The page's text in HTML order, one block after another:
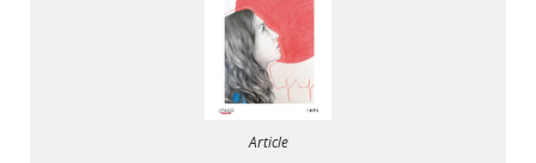
Article